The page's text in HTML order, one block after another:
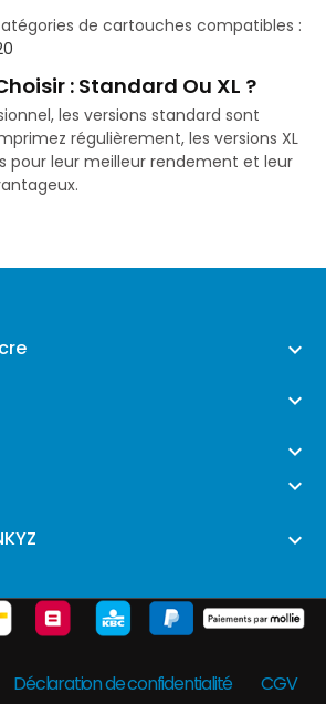
de cartouches compatibles :
: Standard Ou XL ?
les versions standard sont
régulièrement, les versions XL
pour leur meilleur rendement et leur





Déclaration de confidentialité CGV